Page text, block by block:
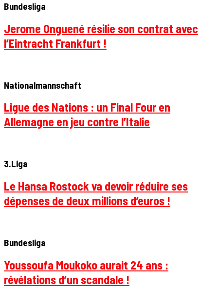
Bundesliga
Jerome Onguené résilie son contrat avec
l’Eintracht Frankfurt !
Nationalmannschaft
Ligue des Nations : un Final Four en
Allemagne en jeu contre l’Italie
3.Liga
Le Hansa Rostock va devoir réduire ses
dépenses de deux millions d’euros !
Bundesliga
Youssoufa Moukoko aurait 24 ans :
révélations d’un scandale !